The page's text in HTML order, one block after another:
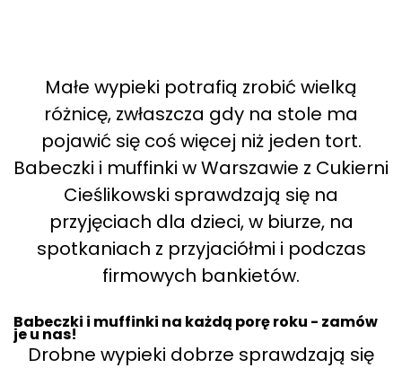
Małe wypieki potrafią zrobić wielką
różnicę, zwłaszcza gdy na stole ma
pojawić się coś więcej niż jeden tort.
Babeczki i muffinki w Warszawie z Cukierni
Cieślikowski sprawdzają się na
przyjęciach dla dzieci, w biurze, na
spotkaniach z przyjaciółmi i podczas
firmowych bankietów.
Babeczki i muffinki na każdą porę roku - zamów
je u nas!
Drobne wypieki dobrze sprawdzają się